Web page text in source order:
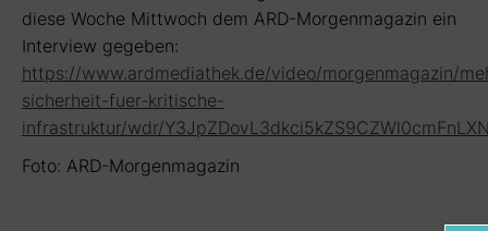
diese Woche Mittwoch dem ARD-Morgenmagazin ein
Interview gegeben:
https://www.ardmediathek.de/video/morgenmagazin/
sicherheit-fuer-kritische-
infrastruktur/wdr/
Foto: ARD-Morgenmagazin